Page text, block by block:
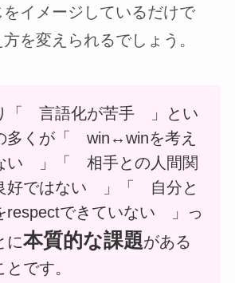
イメージしているだけで
を変えられるでしょう。
「 言語化が苦手 」とい
多くが「 win↔winを考え
い 」「 相手との人間関
好ではない 」「 自分と
respectできていない 」っ
に本質的な課題がある
とです。